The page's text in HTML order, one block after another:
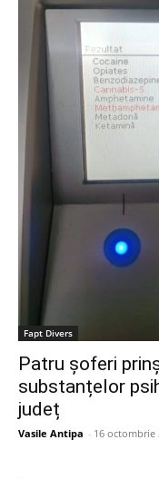
Fapt Divers
Patru șoferi
substanțelor
județ
Vasile Antipa - 16 octombrie